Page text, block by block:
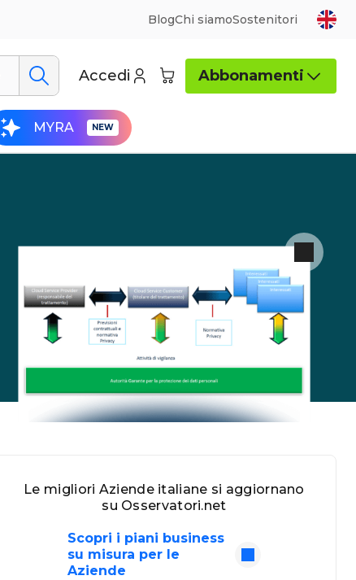
BlogChi siamoSostenitori
Accedi Abbonamenti
MYRA
Le migliori Aziende italiane si aggiornano
su Osservatori.net
Scopri i piani business
su misura per le
Aziende